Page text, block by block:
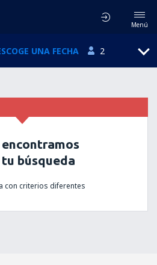
Menú
UNA FECHA 2
búsqueda
con criterios diferentes